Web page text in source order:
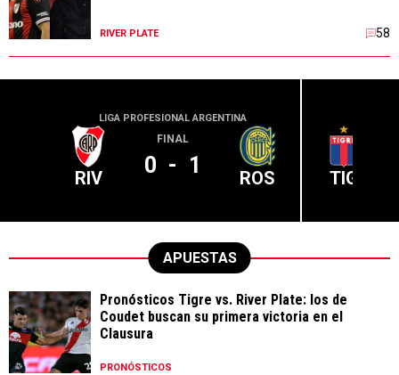
RIVER PLATE 58
LIGA PROFESIONAL ARGENTINA
RIV
FINAL
0 - 1 ROS TIG
APUESTAS
Pronósticos Tigre vs. River Plate: los de
Coudet buscan su primera victoria en el
Clausura
PRONÓSTICOS